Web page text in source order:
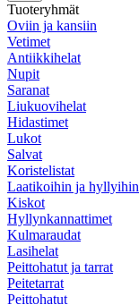
Tuoteryhmät
Oviin ja kansiin
Vetimet
Antiikkihelat
Nupit
Saranat
Liukuovihelat
Hidastimet
Lukot
Salvat
Koristelistat
Laatikoihin ja hyllyihin
Kiskot
Hyllynkannattimet
Kulmaraudat
Lasihelat
Peittohatut ja tarrat
Peitetarrat
Peittohatut